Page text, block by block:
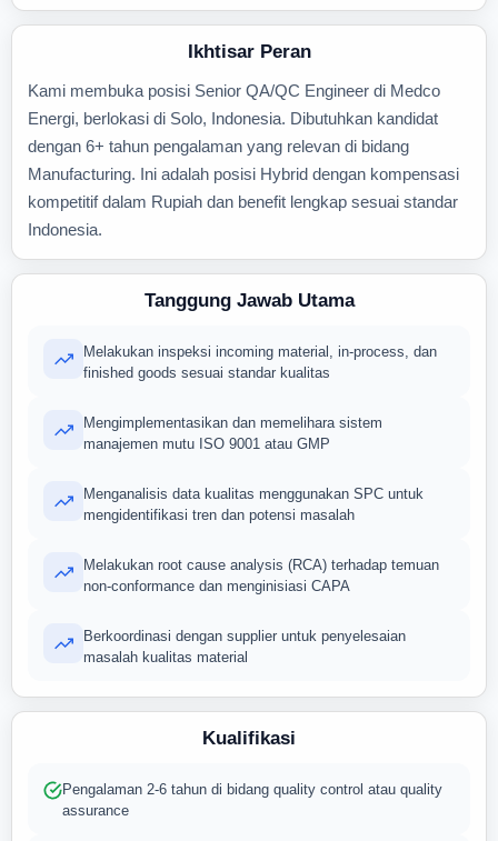
Ikhtisar Peran
Kami membuka posisi Senior QA/QC Engineer di Medco
Energi, berlokasi di Solo, Indonesia. Dibutuhkan kandidat
dengan 6+ tahun pengalaman yang relevan di bidang
Manufacturing. Ini adalah posisi Hybrid dengan kompensasi
kompetitif dalam Rupiah dan benefit lengkap sesuai standar
Indonesia.
Tanggung Jawab Utama
Melakukan inspeksi incoming material, in-process, dan
finished goods sesuai standar kualitas
Mengimplementasikan dan memelihara sistem
manajemen mutu ISO 9001 atau GMP
Menganalisis data kualitas menggunakan SPC untuk
mengidentifikasi tren dan potensi masalah
Melakukan root cause analysis (RCA) terhadap temuan
non-conformance dan menginisiasi CAPA
Berkoordinasi dengan supplier untuk penyelesaian
masalah kualitas material
Kualifikasi
Pengalaman 2-6 tahun di bidang quality control atau quality
assurance